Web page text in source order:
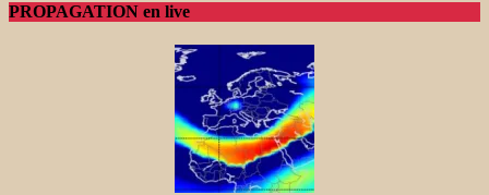
PROPAGATION en live